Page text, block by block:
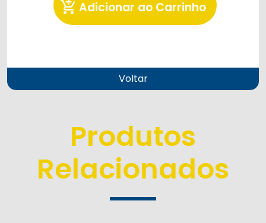
add_shopping_cart Adicionar ao Carrinho
Voltar
Produtos
Relacionados